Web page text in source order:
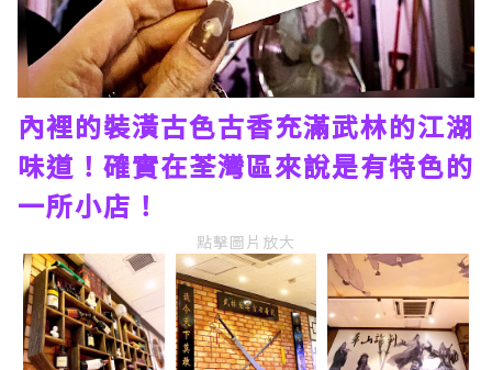
內裡的裝潢古色古香充滿武林的江湖
味道！確實在荃灣區來說是有特色的
一所小店！
點擊圖片放大